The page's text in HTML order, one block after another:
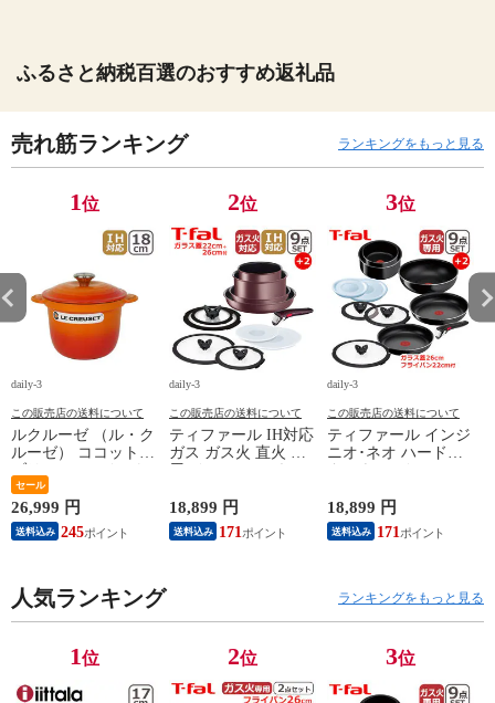
ふるさと納税百選のおすすめ返礼品
売れ筋ランキング ランキングをもっと見る
1位
daily-3
この販売店の送料について
ルクルーゼ （ル・ク
ルーゼ） ココットエ
ーリッド付き オレン
ジ ホーロー鍋 IH対
応 直火（ガス火）対
応 Le Creuset【北海
セール
26,999 円
送料込み 245
2位
daily-3
この販売店の送料について
ティファール IH対応
ガス ガス火 直火 兼
アンリミテッド セッ
ト9 L38591 + バタフ
ライガラスぶた
18,899 円
送料込み 171
3位
daily-3
この販売店の送料について
ティファール インジ
ニオ･ネオ ハードチ
点 L43891 + フライ
パン22cm + バタフラ
イガラスぶた 26cm付
用 直火 T-fal 【北海
2009c2222
18,899 円
送料込み 171
人気ランキング ランキングをもっと見る
1位 2位 3位